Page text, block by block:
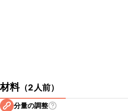
材料（2人前）
分量の調整